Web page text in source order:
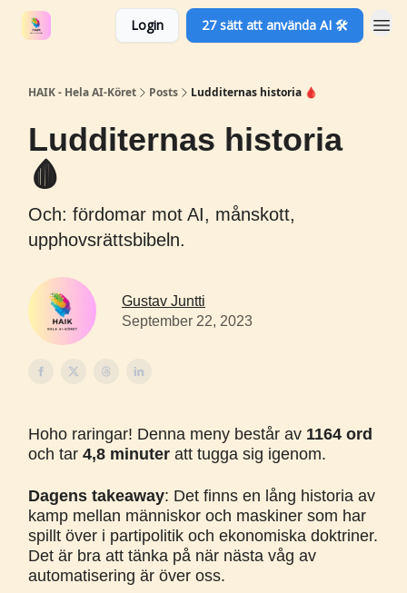
Login 27 sätt att använda AI 🛠️
HAIK - Hela AI-Köret Posts Ludditernas historia 🩸
Ludditernas historia
🩸
Och: fördomar mot AI, månskott,
upphovsrättsbibeln.
Gustav Juntti
September 22, 2023
Hoho raringar! Denna meny består av 1164 ord
och tar 4,8 minuter att tugga sig igenom.
Dagens takeaway: Det finns en lång historia av
kamp mellan människor och maskiner som har
spillt över i partipolitik och ekonomiska doktriner.
Det är bra att tänka på när nästa våg av
automatisering är över oss.